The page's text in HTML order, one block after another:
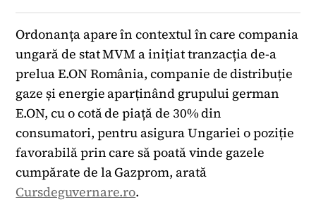
Ordonanța apare în contextul în care compania
ungară de stat MVM a inițiat tranzacția de-a
prelua E.ON România, companie de distribuție
gaze și energie aparținând grupului german
E.ON, cu o cotă de piață de 30% din
consumatori, pentru asigura Ungariei o poziție
favorabilă prin care să poată vinde gazele
cumpărate de la Gazprom, arată
Cursdeguvernare.ro.